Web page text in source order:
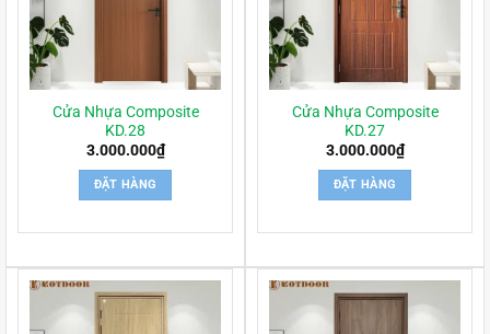
Cửa Nhựa Composite
KD.28
3.000.000₫
ĐẶT HÀNG
Cửa Nhựa Composite
KD.27
3.000.000₫
ĐẶT HÀNG